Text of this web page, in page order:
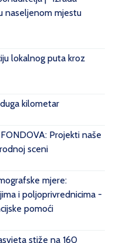
naseljenom mjestu
lokalnog puta kroz
kilometar
Projekti naše
sceni
mjere:
i poljoprivrednicima -
pomoći
stiže na 160